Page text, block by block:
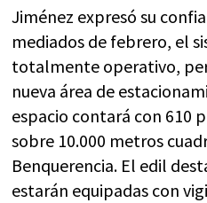
Jiménez expresó su
mediados de febrero, el
totalmente operativo,
nueva área de
espacio contará con 610
sobre 10.000 metros
Benquerencia. El edil
estarán equipadas con